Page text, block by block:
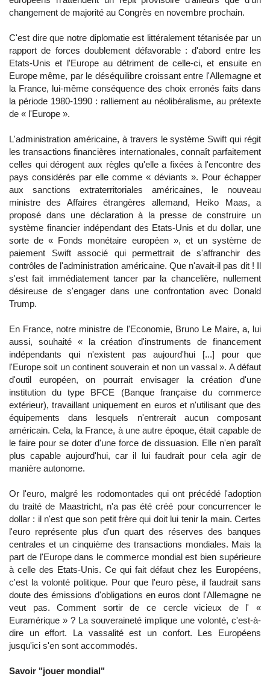
changement de majorité au Congrès en novembre prochain.
C'est dire que notre diplomatie est littéralement tétanisée par un
rapport de forces doublement défavorable : d'abord entre les
Etats-Unis et l'Europe au détriment de celle-ci, et ensuite en
Europe même, par le déséquilibre croissant entre l'Allemagne et
la France, lui-même conséquence des choix erronés faits dans
la période 1980-1990 : ralliement au néolibéralisme, au prétexte
de « l'Europe ».
L'administration américaine, à travers le système Swift qui régit
les transactions financières internationales, connaît parfaitement
celles qui dérogent aux règles qu'elle a fixées à l'encontre des
pays considérés par elle comme « déviants ». Pour échapper
aux sanctions extraterritoriales américaines, le nouveau
ministre des Affaires étrangères allemand, Heiko Maas, a
proposé dans une déclaration à la presse de construire un
système financier indépendant des Etats-Unis et du dollar, une
sorte de « Fonds monétaire européen », et un système de
paiement Swift associé qui permettrait de s'affranchir des
contrôles de l'administration américaine. Que n'avait-il pas dit ! Il
s'est fait immédiatement tancer par la chancelière, nullement
désireuse de s'engager dans une confrontation avec Donald
Trump.
En France, notre ministre de l'Economie, Bruno Le Maire, a, lui
aussi, souhaité « la création d'instruments de financement
indépendants qui n'existent pas aujourd'hui [...] pour que
l'Europe soit un continent souverain et non un vassal ». A défaut
d'outil européen, on pourrait envisager la création d'une
institution du type BFCE (Banque française du commerce
extérieur), travaillant uniquement en euros et n'utilisant que des
équipements dans lesquels n'entrerait aucun composant
américain. Cela, la France, à une autre époque, était capable de
le faire pour se doter d'une force de dissuasion. Elle n'en paraît
plus capable aujourd'hui, car il lui faudrait pour cela agir de
manière autonome.
Or l'euro, malgré les rodomontades qui ont précédé l'adoption
du traité de Maastricht, n'a pas été créé pour concurrencer le
dollar : il n'est que son petit frère qui doit lui tenir la main. Certes
l'euro représente plus d'un quart des réserves des banques
centrales et un cinquième des transactions mondiales. Mais la
part de l'Europe dans le commerce mondial est bien supérieure
à celle des Etats-Unis. Ce qui fait défaut chez les Européens,
c'est la volonté politique. Pour que l'euro pèse, il faudrait sans
doute des émissions d'obligations en euros dont l'Allemagne ne
veut pas. Comment sortir de ce cercle vicieux de l' «
Euramérique » ? La souveraineté implique une volonté, c'est-à-
dire un effort. La vassalité est un confort. Les Européens
jusqu'ici s'en sont accommodés.
Savoir "jouer mondial"